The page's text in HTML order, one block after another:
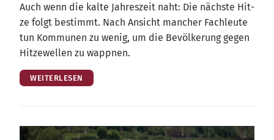
Auch wenn die kal­te Jah­res­zeit naht: Die nächs­te Hit­
ze folgt bestimmt. Nach Ansicht man­cher Fach­leu­te
tun Kom­mu­nen zu wenig, um die Bevöl­ke­rung gegen
Hit­ze­wel­len zu wappnen.
WEITERLESEN